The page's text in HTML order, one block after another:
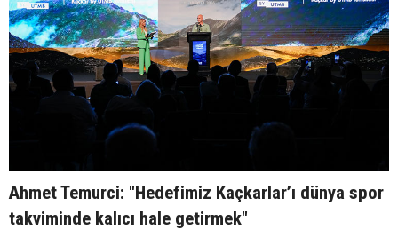
Ahmet Temurci: "Hedefimiz Kaçkarlar’ı dünya spor
takviminde kalıcı hale getirmek"